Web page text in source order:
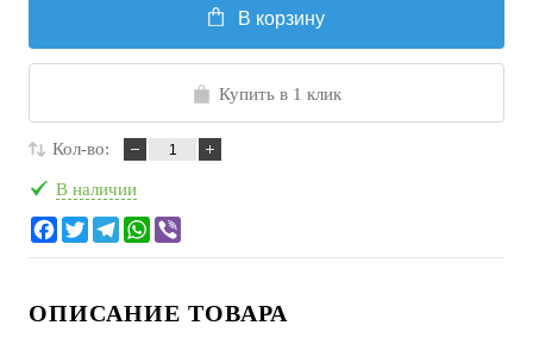
В корзину
Купить в 1 клик
Кол-во:
В наличии
ОПИСАНИЕ ТОВАРА